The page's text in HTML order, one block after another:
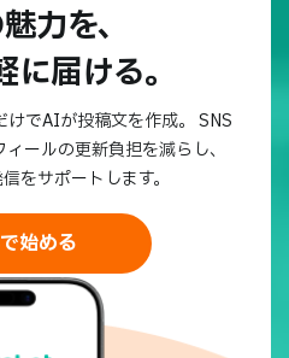
力を、
届ける。
でAIが投稿文を作成。 SNS
ールの更新負担を減らし、
をサポートします。
始める